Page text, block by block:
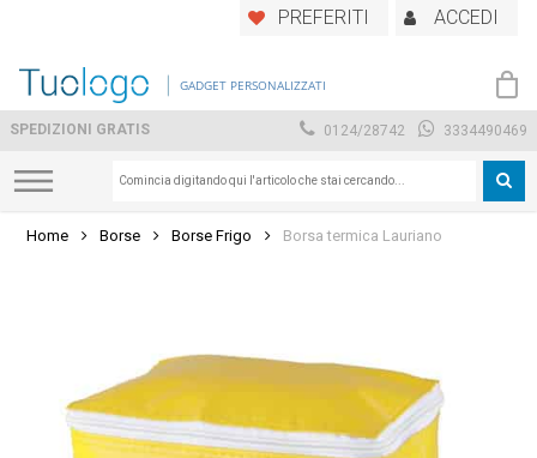
main
PREFERITI ACCEDI
GADGET PERSONALIZZATI
SPEDIZIONI GRATIS 0124/28742 3334490469
Home Borse Borse Frigo Borsa termica Lauriano